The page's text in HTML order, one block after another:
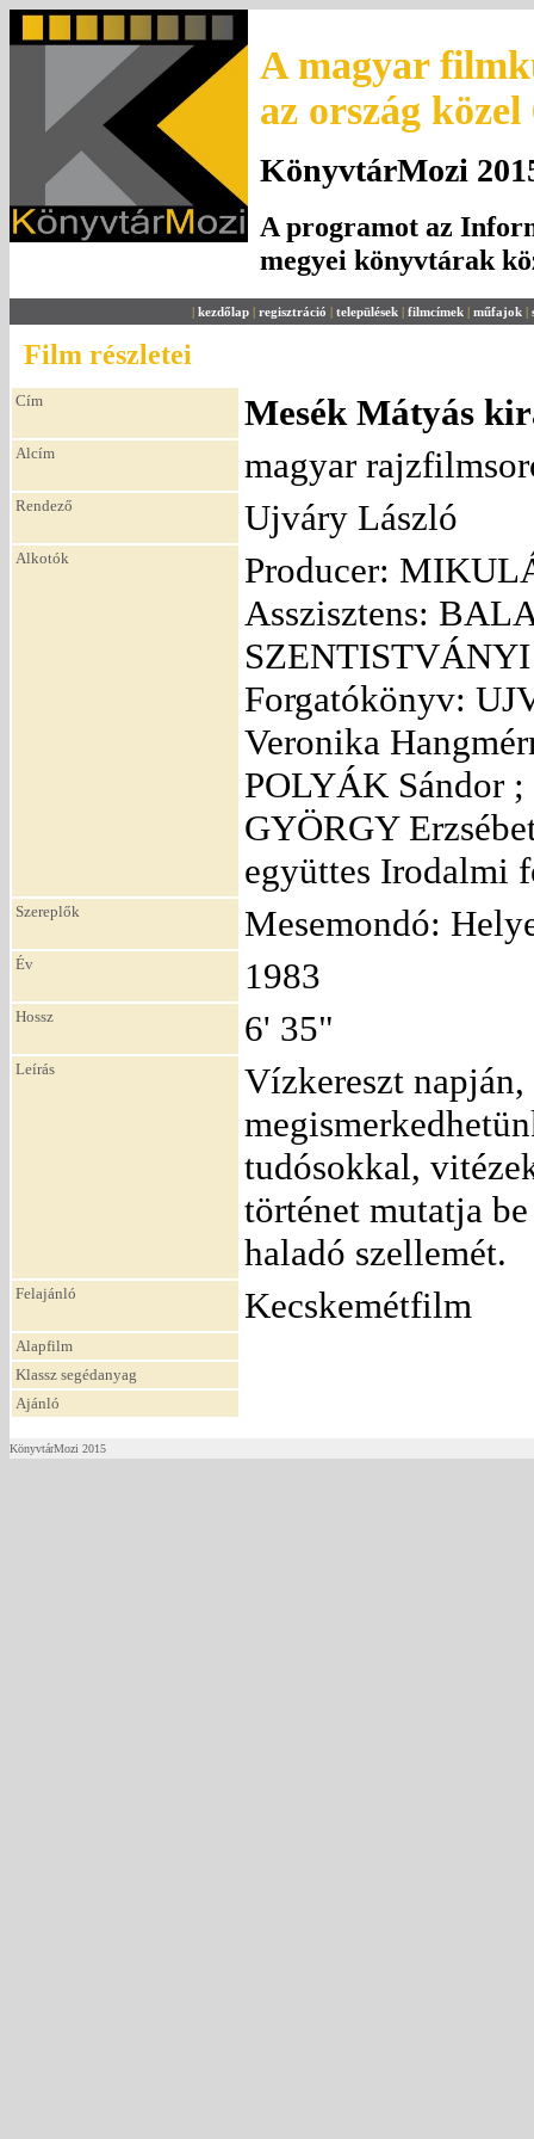
A magyar
az ország
KönyvtárMozi
A programot az
megyei könyvtárak
| kezdőlap | regisztráció | települések | filmcímek | műfajok |
Film részletei
Cím Mesék Mátyás
Alcím magyar
Rendező Ujváry László
Alkotók
Producer:
Asszisztens:
Forgatókönyv:
Veronika
POLYÁK Sándor
GYÖRGY
együttes Irodalmi
Szereplők Mesemondó:
Év 1983
Hossz 6' 35"
Leírás
Vízkereszt napján,
tudósokkal,
történet mutatja
haladó szellemét.
Felajánló Kecskemétfilm
Alapfilm
Klassz segédanyag
Ajánló
KönyvtárMozi 2015